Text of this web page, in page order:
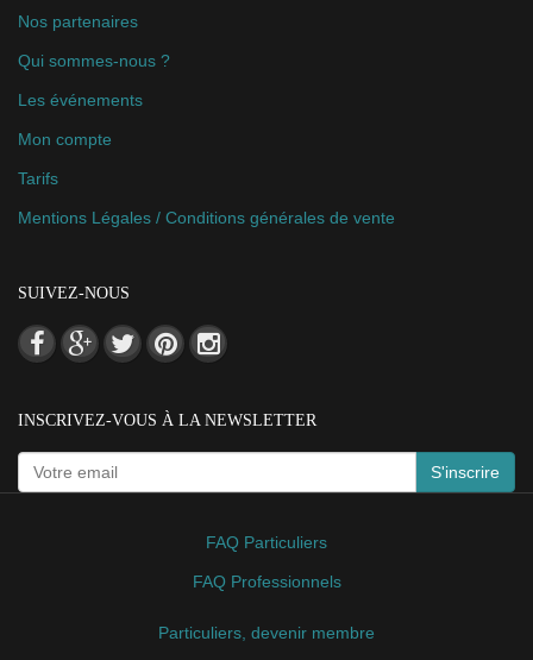
Nos partenaires
Qui sommes-nous ?
Les événements
Mon compte
Tarifs
Mentions Légales / Conditions générales de vente
SUIVEZ-NOUS
INSCRIVEZ-VOUS À LA NEWSLETTER
S'inscrire
FAQ Particuliers
FAQ Professionnels
Particuliers, devenir membre